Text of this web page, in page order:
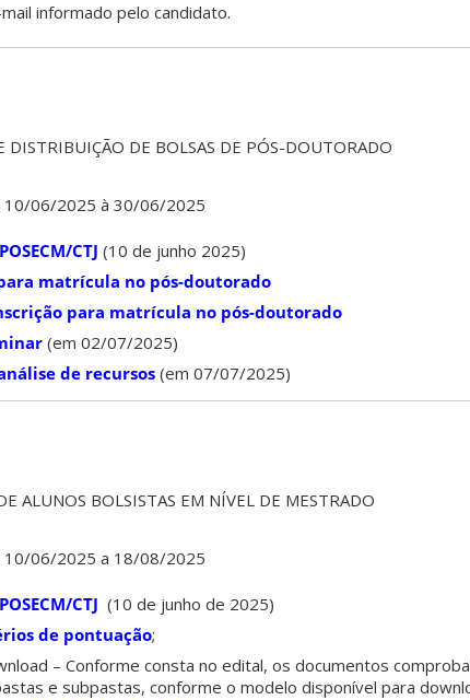
informado pelo candidato.
DISTRIBUIÇÃO DE BOLSAS DE PÓS-DOUTORADO
10/06/2025 à 30/06/2025
CTJ (10 de junho 2025)
matrícula no pós-doutorado
para matrícula no pós-doutorado
(em 02/07/2025)
de recursos(em 07/07/2025)
ALUNOS BOLSISTAS EM NÍVEL DE MESTRADO
10/06/2025 a 18/08/2025
CTJ (10 de junho de 2025)
de pontuação;
– Conforme consta no edital, os documentos
e subpastas, conforme o modelo disponível para